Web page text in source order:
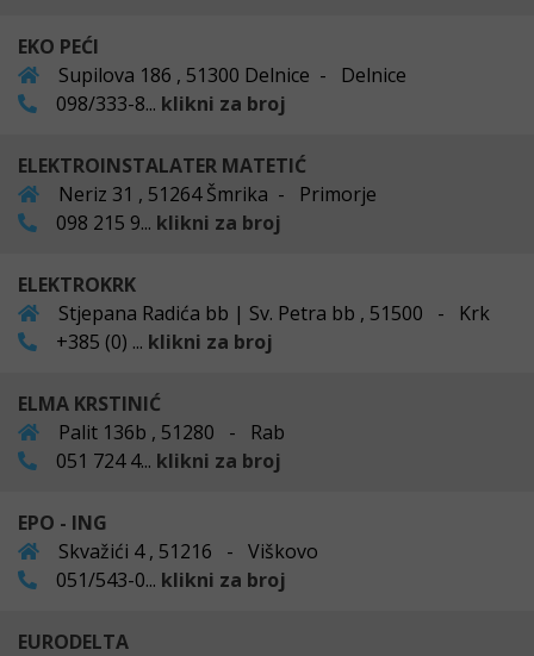
EKO PEĆI
Supilova 186 , 51300 Delnice - Delnice
098/333-8... klikni za broj
ELEKTROINSTALATER MATETIĆ
Neriz 31 , 51264 Šmrika - Primorje
098 215 9... klikni za broj
ELEKTROKRK
Stjepana Radića bb | Sv. Petra bb , 51500 - Krk
+385 (0) ... klikni za broj
ELMA KRSTINIĆ
Palit 136b , 51280 - Rab
051 724 4... klikni za broj
EPO - ING
Skvažići 4 , 51216 - Viškovo
051/543-0... klikni za broj
EURODELTA